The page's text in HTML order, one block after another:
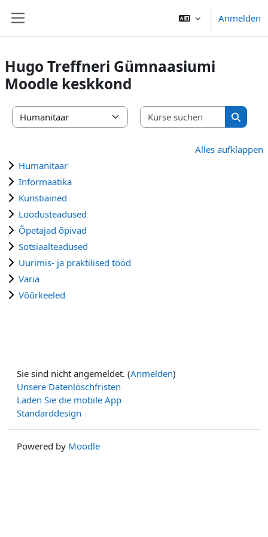
Anmelden
Hugo Treffneri Gümnaasiumi
Moodle keskkond
Kursbereiche
Kurse
Kurse
Alles aufklappen
Humanitaar
Informaatika
Kunstiained
Loodusteadused
Õpetajad õpivad
Sotsiaalteadused
Uurimis- ja praktilised tööd
Varia
Võõrkeeled
Sie sind nicht angemeldet. (Anmelden)
Unsere Datenlöschfristen
Laden Sie die mobile App
Standarddesign
Powered by Moodle